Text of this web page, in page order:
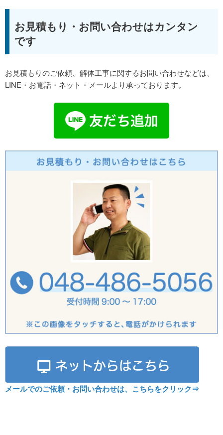
お見積もり・お問い合わせはカンタン
です
お見積もりのご依頼、解体工事に関するお問い合わせなどは、
LINE・お電話・ネット・メールより承っております。
メールでのご依頼・お問い合わせは、こちらをクリック⇒